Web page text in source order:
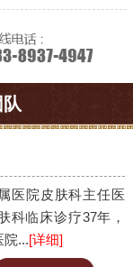
医院皮肤科主任医
科临床诊疗37年，
院...[详细]